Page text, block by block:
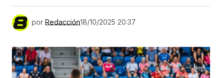
por Redacción18/10/2025 20:37